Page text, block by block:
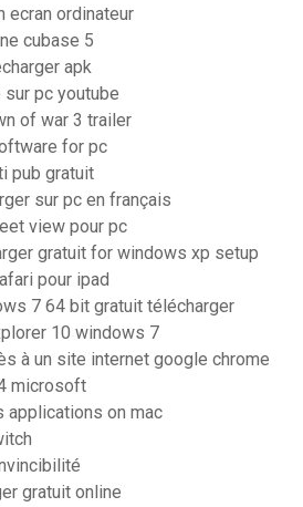
ecran ordinateur
cubase 5
apk
pc youtube
of war 3 trailer
for pc
pub gratuit
sur pc en français
view pour pc
gratuit for windows xp setup
pour ipad
7 64 bit gratuit télécharger
10 windows 7
à un site internet google chrome
microsoft
applications on mac
gratuit online